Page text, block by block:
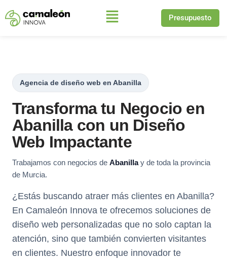
Saltar
Presupuesto
Agencia de diseño web en Abanilla
Transforma tu Negocio en
Abanilla con un Diseño
Web Impactante
Trabajamos con negocios de Abanillay de toda la provincia
de Murcia.
¿Estás buscando atraer más clientes en Abanilla?
En Camaleón Innova te ofrecemos soluciones de
diseño web personalizadas que no solo captan la
atención, sino que también convierten visitantes
en clientes. Nuestro enfoque innovador te